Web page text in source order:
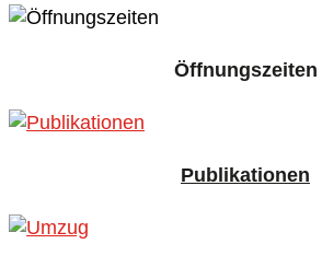
Öffnungszeiten
Publikationen